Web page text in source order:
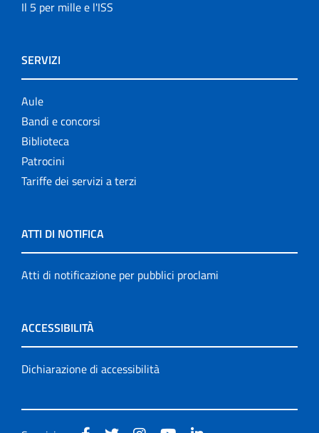
Il 5 per mille e l'ISS
SERVIZI
Aule
Bandi e concorsi
Biblioteca
Patrocini
Tariffe dei servizi a terzi
ATTI DI NOTIFICA
Atti di notificazione per pubblici proclami
ACCESSIBILITÀ
Dichiarazione di accessibilità